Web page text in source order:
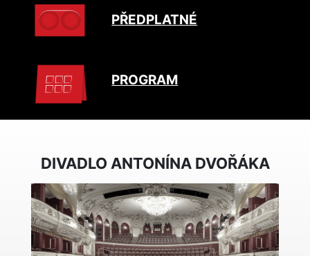
PŘEDPLATNÉ
PROGRAM
DIVADLO ANTONÍNA DVOŘÁKA